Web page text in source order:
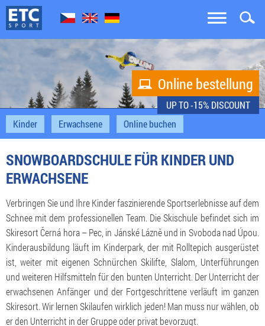


 Online bestellung
UP TO -15% DISCOUNT
Kinder
Erwachsene Online buchen
SNOWBOARDSCHULE FÜR KINDER UND
ERWACHSENE
Verbringen Sie und Ihre Kinder faszinierende Sportserlebnisse auf dem
Schnee mit dem professionellen Team. Die Skischule befindet sich im
Skiresort Černá hora – Pec, in Jánské Lázně und in Svoboda nad Úpou.
Kinderausbildung läuft im Kinderpark, der mit Rolltepich ausgerüstet
ist, weiter mit eigenen Schnürchen Skilifte, Slalom, Unterführungen
und weiteren Hilfsmitteln für den bunten Unterricht. Der Unterricht der
erwachsenen Anfänger und der Fortgeschrittene verläuft im ganzen
Skiresort. Wir lernen Skilaufen wirklich jeden! Man muss nur wählen, ob
er den Unterricht in der Gruppe oder privat bevorzugt.